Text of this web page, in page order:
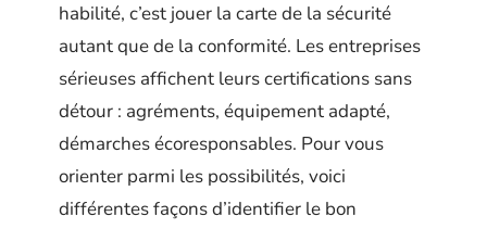
habilité, c’est jouer la carte de la sécurité
autant que de la conformité. Les entreprises
sérieuses affichent leurs certifications sans
détour : agréments, équipement adapté,
démarches écoresponsables. Pour vous
orienter parmi les possibilités, voici
différentes façons d’identifier le bon